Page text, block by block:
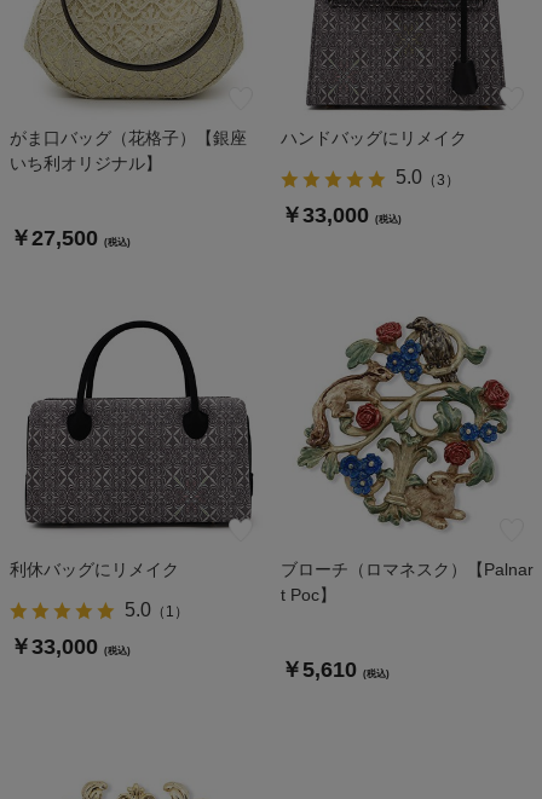
がま口バッグ（花格子）【銀座
いち利オリジナル】
￥27,500 (税込)
ハンドバッグにリメイク
5.0（3 ）
￥33,000 (税込)
利休バッグにリメイク
5.0（ 1 ）
￥33,000 (税込)
ブローチ（ロマネスク）【Palnar
t Poc】
￥5,610 (税込)